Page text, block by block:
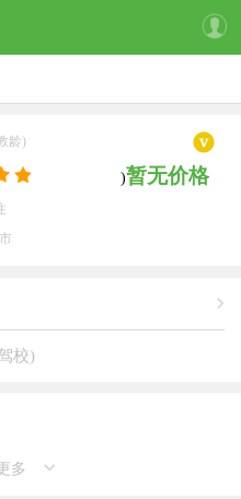
龄)
)暂无价格
校)
多